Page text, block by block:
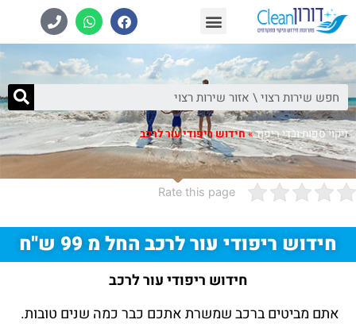
ניקוי ספות ובדי ריפוד»חידוש ריפודי עור לרכב
Rate this page
חידוש ריפודי עור לרכב החל מ 99 ש"ח
חידוש ריפודי עור לרכב
אתם מביטים ברכב שמשרת אתכם כבר כמה שנים טובות.